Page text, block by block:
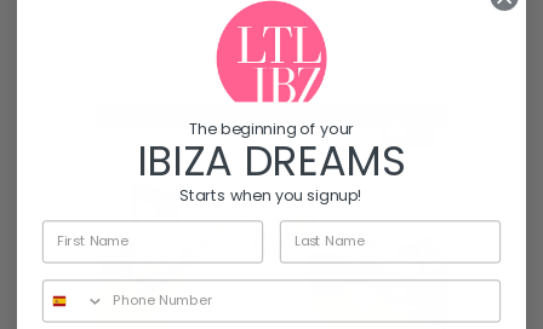
€56,000 Monthly
The beginning of your
IBIZA DREAMS
Starts when you signup!